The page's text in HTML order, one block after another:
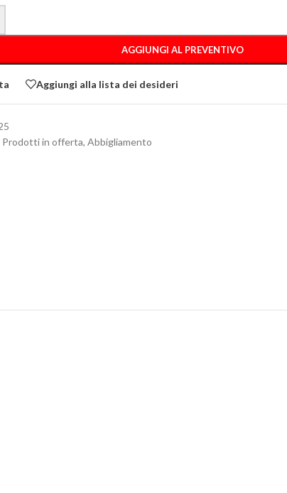
AGGIUNGI AL PREVENTIVO
Aggiungi alla lista dei desideri
Prodotti in offerta, Abbigliamento